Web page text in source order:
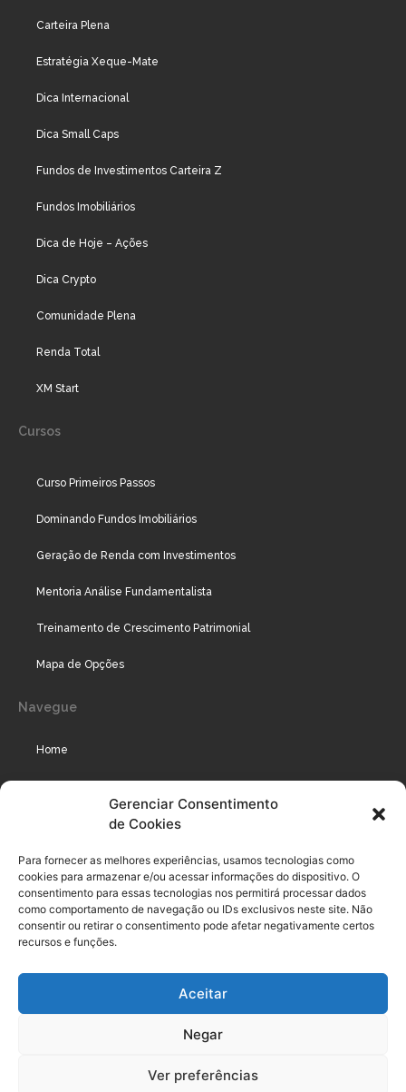
Gerenciar Consentimento
de Cookies
Para fornecer as melhores experiências, usamos tecnologias como
cookies para armazenar e/ou acessar informações do dispositivo. O
consentimento para essas tecnologias nos permitirá processar dados
como comportamento de navegação ou IDs exclusivos neste site. Não
consentir ou retirar o consentimento pode afetar negativamente certos
recursos e funções.
Aceitar
Negar
Ver preferências
Carteira Plena
Estratégia Xeque-Mate
Dica Internacional
Dica Small Caps
Fundos de Investimentos Carteira Z
Fundos Imobiliários
Dica de Hoje – Ações
Dica Crypto
Comunidade Plena
Renda Total
XM Start
Cursos
Curso Primeiros Passos
Dominando Fundos Imobiliários
Geração de Renda com Investimentos
Mentoria Análise Fundamentalista
Treinamento de Crescimento Patrimonial
Mapa de Opções
Navegue
Home
Podcast
Legal
Termo de uso do usuário e assinante